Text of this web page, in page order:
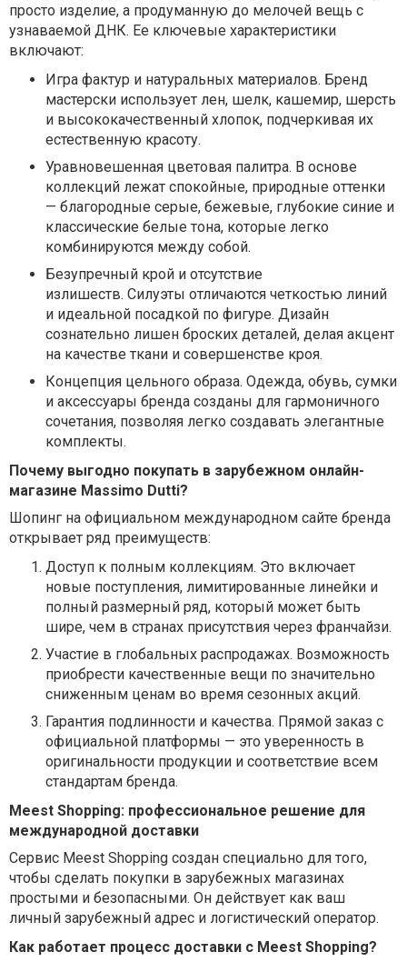
просто изделие, а продуманную до мелочей вещь с
узнаваемой ДНК. Ее ключевые характеристики
включают:
Игра фактур и натуральных материалов. Бренд
мастерски использует лен, шелк, кашемир, шерсть
и высококачественный хлопок, подчеркивая их
естественную красоту.
Уравновешенная цветовая палитра. В основе
коллекций лежат спокойные, природные оттенки
— благородные серые, бежевые, глубокие синие и
классические белые тона, которые легко
комбинируются между собой.
Безупречный крой и отсутствие
излишеств. Силуэты отличаются четкостью линий
и идеальной посадкой по фигуре. Дизайн
сознательно лишен броских деталей, делая акцент
на качестве ткани и совершенстве кроя.
Концепция цельного образа. Одежда, обувь, сумки
и аксессуары бренда созданы для гармоничного
сочетания, позволяя легко создавать элегантные
комплекты.
Почему выгодно покупать в зарубежном онлайн-
магазине Massimo Dutti?
Шопинг на официальном международном сайте бренда
открывает ряд преимуществ:
Доступ к полным коллекциям. Это включает
новые поступления, лимитированные линейки и
полный размерный ряд, который может быть
шире, чем в странах присутствия через франчайзи.
Участие в глобальных распродажах. Возможность
приобрести качественные вещи по значительно
сниженным ценам во время сезонных акций.
Гарантия подлинности и качества. Прямой заказ с
официальной платформы — это уверенность в
оригинальности продукции и соответствие всем
стандартам бренда.
Meest Shopping: профессиональное решение для
международной доставки
Сервис Meest Shopping создан специально для того,
чтобы сделать покупки в зарубежных магазинах
простыми и безопасными. Он действует как ваш
личный зарубежный адрес и логистический оператор.
Как работает процесс доставки с Meest Shopping?